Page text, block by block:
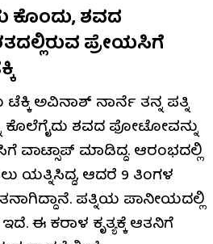
ಕೊಂದು, ಶವದ
ಪ್ರೇಯಸಿಗೆ
ಅವಿನಾಶ್ ನಾರ್ನೆ ತನ್ನ ಪತ್ನಿ
ಕೊಲೆಗೈದು ಶವದ ಫೋಟೋವನ್ನು
ವಾಟ್ಸಾಪ್ ಮಾಡಿದ್ದ. ಆರಂಭದಲ್ಲಿ
ಯತ್ನಿಸಿದ್ದ, ಆದರೆ 9 ತಿಂಗಳ
ಪತ್ನಿಯ ಪಾನೀಯದಲ್ಲಿ
ಈ ಕರಾಳ ಕೃತ್ಯಕ್ಕೆ ಆತನಿಗೆ